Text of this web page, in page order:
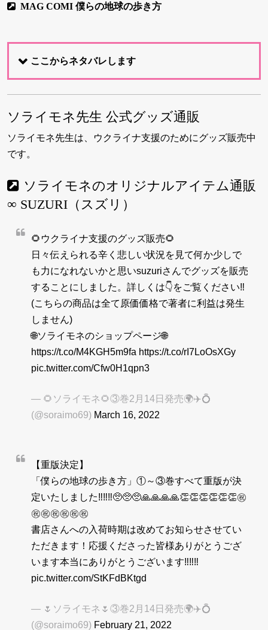
MAG COMI 僕らの地球の歩き方
ここからネタバレします
ソライモネ先生 公式グッズ通販
ソライモネ先生は、ウクライナ支援のためにグッズ販売中
です。
ソライモネのオリジナルアイテム通販
∞ SUZURI（スズリ）
🌻ウクライナ支援のグッズ販売🌻
日々伝えられる辛く悲しい状況を見て何か少しで
も力になれないかと思いsuzuriさんでグッズを販売
することにしました。詳しくは👇をご覧ください‼︎
(こちらの商品は全て原価価格で著者に利益は発生
しません)
🌐ソライモネのショップページ🌐
https://t.co/M4KGH5m9fa https://t.co/rI7LoOsXGy
pic.twitter.com/Cfw0H1qpn3
— 🌻ソライモネ🌻③巻2月14日発売🌍✈️💍
(@soraimo69) March 16, 2022
【重版決定】
「僕らの地球の歩き方」①～③巻すべて重版が決
定いたしました‼︎‼︎‼︎🥺🥺🥺🙏🙏🙏🙏👏👏👏👏👏👏㊗️
㊗️㊗️㊗️㊗️㊗️㊗️
書店さんへの入荷時期は改めてお知らせさせてい
ただきます！応援くださった皆様ありがとうござ
います本当にありがとうございます‼︎‼︎‼︎
pic.twitter.com/StKFdBKtgd
— 🌷ソライモネ🌷③巻2月14日発売🌍✈️💍
(@soraimo69) February 21, 2022